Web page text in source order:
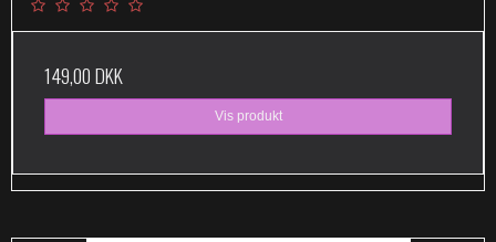
149,00 DKK
Vis produkt